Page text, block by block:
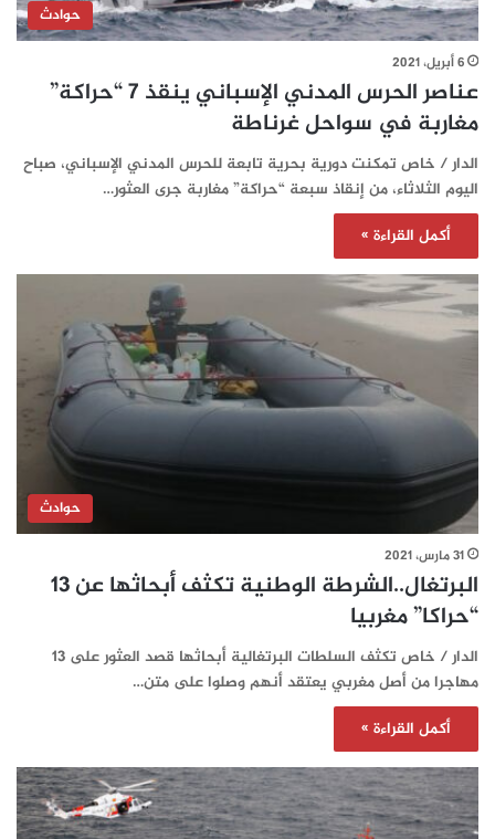
حوادث
6 أبريل، 2021
عناصر الحرس المدني الإسباني ينقذ 7 “حراكة”
مغاربة في سواحل غرناطة
الدار / خاص تمكنت دورية بحرية تابعة للحرس المدني الإسباني، صباح
اليوم الثلاثاء، من إنقاذ سبعة “حراكة” مغاربة جرى العثور…
أكمل القراءة »
حوادث
31 مارس، 2021
البرتغال..الشرطة الوطنية تكثف أبحاثها عن 13
“حراكا” مغربيا
الدار / خاص تكثف السلطات البرتغالية أبحاثها قصد العثور على 13
مهاجرا من أصل مغربي يعتقد أنهم وصلوا على متن…
أكمل القراءة »